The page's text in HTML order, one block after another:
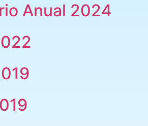
Anual 2024